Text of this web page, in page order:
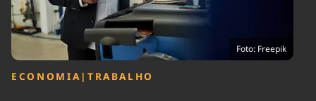
Foto: Freepik
ECONOMIA | TRABALHO